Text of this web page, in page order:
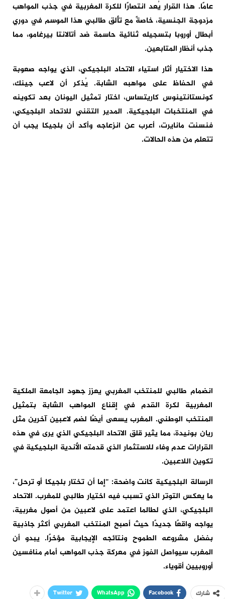
عامًا. هذا القرار يُعد انتصارًا للكرة المغربية في جذب المواهب
مزدوجة الجنسية، خاصةً مع تألق طالبي هذا الموسم في دوري
أبطال أوروبا بتسجيله ثنائية حاسمة ضد أتالانتا بيرغامو، مما
جذب أنظار المتابعين.
هذا الاختيار أثار استياء الاتحاد البلجيكي، الذي يواجه صعوبة
في الحفاظ على مواهبه الشابة. يُذكر أن لاعب جينك،
كونستانتينوس كاريتساس، اختار تمثيل اليونان بعد تكوينه
في المنتخبات البلجيكية. المدير التقني للاتحاد البلجيكي،
فنسنت مانايرت، أعرب عن انزعاجه وأكد أن بلجيكا يجب أن
تتعلم من هذه الحالات.
انضمام طالبي للمنتخب المغربي يعزز جهود الجامعة الملكية
المغربية لكرة القدم في إقناع المواهب الشابة بتمثيل
المنتخب الوطني. المغرب يسعى أيضًا لضم لاعبين آخرين مثل
ريان بونيدة، مما يثير قلق الاتحاد البلجيكي الذي يرى في هذه
القرارات عدم وفاء للاستثمار الذي قدمته الأندية البلجيكية في
تكوين اللاعبين.
الرسالة البلجيكية كانت واضحة: “إما أن تختار بلجيكا أو ترحل”،
ما يعكس التوتر الذي تسبب فيه اختيار طالبي للمغرب. الاتحاد
البلجيكي، الذي لطالما اعتمد على لاعبين من أصول مغربية،
يواجه واقعًا جديدًا حيث أصبح المنتخب المغربي أكثر جاذبية
بفضل مشروعه الطموح ونتائجه الإيجابية مؤخرًا. يبدو أن
المغرب سيواصل الفوز في معركة جذب المواهب أمام منافسين
أوروبيين أقوياء.
شارك Facebook
WhatsApp
Twitter